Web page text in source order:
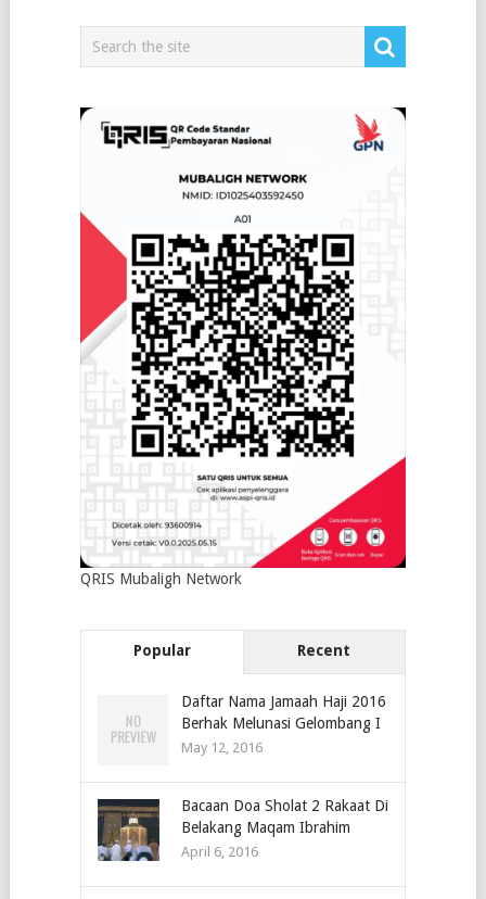
QRIS Mubaligh Network
Popular Recent
Daftar Nama Jamaah Haji 2016
Berhak Melunasi Gelombang I
May 12, 2016
Bacaan Doa Sholat 2 Rakaat Di
Belakang Maqam Ibrahim
April 6, 2016